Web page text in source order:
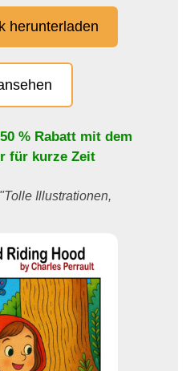
herunterladen
% Rabatt mit dem
für kurze Zeit
Illustrationen,